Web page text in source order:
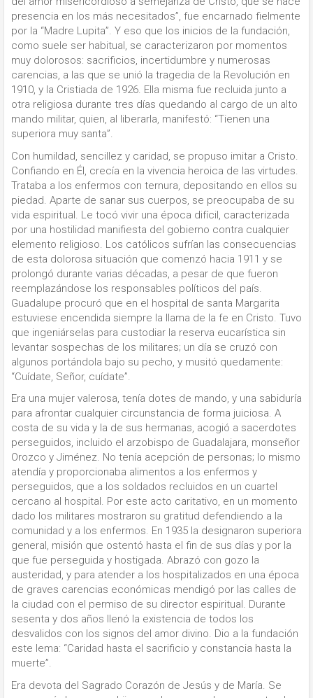
presencia en los más necesitados”, fue encarnado fielmente
por la “Madre Lupita”. Y eso que los inicios de la fundación,
como suele ser habitual, se caracterizaron por momentos
muy dolorosos: sacrificios, incertidumbre y numerosas
carencias, a las que se unió la tragedia de la Revolución en
1910, y la Cristiada de 1926. Ella misma fue recluida junto a
otra religiosa durante tres días quedando al cargo de un alto
mando militar, quien, al liberarla, manifestó: “Tienen una
superiora muy santa”.
Con humildad, sencillez y caridad, se propuso imitar a Cristo.
Confiando en Él, crecía en la vivencia heroica de las virtudes.
Trataba a los enfermos con ternura, depositando en ellos su
piedad. Aparte de sanar sus cuerpos, se preocupaba de su
vida espiritual. Le tocó vivir una época difícil, caracterizada
por una hostilidad manifiesta del gobierno contra cualquier
elemento religioso. Los católicos sufrían las consecuencias
de esta dolorosa situación que comenzó hacia 1911 y se
prolongó durante varias décadas, a pesar de que fueron
reemplazándose los responsables políticos del país.
Guadalupe procuró que en el hospital de santa Margarita
estuviese encendida siempre la llama de la fe en Cristo. Tuvo
que ingeniárselas para custodiar la reserva eucarística sin
levantar sospechas de los militares; un día se cruzó con
algunos portándola bajo su pecho, y musitó quedamente:
“Cuídate, Señor, cuídate”.
Era una mujer valerosa, tenía dotes de mando, y una sabiduría
para afrontar cualquier circunstancia de forma juiciosa. A
costa de su vida y la de sus hermanas, acogió a sacerdotes
perseguidos, incluido el arzobispo de Guadalajara, monseñor
Orozco y Jiménez. No tenía acepción de personas; lo mismo
atendía y proporcionaba alimentos a los enfermos y
perseguidos, que a los soldados recluidos en un cuartel
cercano al hospital. Por este acto caritativo, en un momento
dado los militares mostraron su gratitud defendiendo a la
comunidad y a los enfermos. En 1935 la designaron superiora
general, misión que ostentó hasta el fin de sus días y por la
que fue perseguida y hostigada. Abrazó con gozo la
austeridad, y para atender a los hospitalizados en una época
de graves carencias económicas mendigó por las calles de
la ciudad con el permiso de su director espiritual. Durante
sesenta y dos años llenó la existencia de todos los
desvalidos con los signos del amor divino. Dio a la fundación
este lema: “Caridad hasta el sacrificio y constancia hasta la
muerte”.
Era devota del Sagrado Corazón de Jesús y de María. Se